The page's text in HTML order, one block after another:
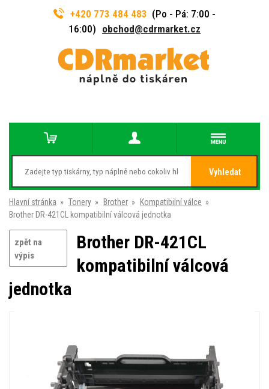
+420 773 484 483 (Po - Pá: 7:00 -
16:00) obchod@cdrmarket.cz
Vyhledat
Hlavní stránka » Tonery » Brother » Kompatibilní válce »
Brother DR-421CL kompatibilní válcová jednotka
zpět na
výpis
Brother DR-421CL
kompatibilní válcová
jednotka